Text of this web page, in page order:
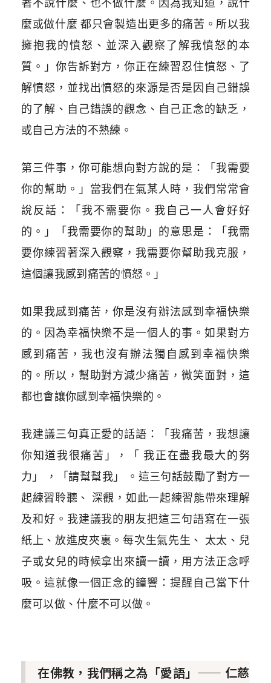
著不說什麼、也不做什麼。因為我知道，說什
麼或做什麼 都只會製造出更多的痛苦。所以我
擁抱我的憤怒、並深入觀察了解我憤怒的本
質。」你告訴對方，你正在練習忍住憤怒、了
解憤怒，並找出憤怒的來源是否是因自己錯誤
的了解、自己錯誤的觀念、自己正念的缺乏，
或自己方法的不熟練。
第三件事，你可能想向對方說的是：「我需要
你的幫助。」當我們在氣某人時，我們常常會
說反話：「我不需要你。我自己一人會好好
的。」「我需要你的幫助」的意思是：「我需
要你練習著深入觀察，我需要你幫助我克服，
這個讓我感到痛苦的憤怒。」
如果我感到痛苦，你是沒有辦法感到幸福快樂
的。因為幸福快樂不是一個人的事。如果對方
感到痛苦，我也沒有辦法獨自感到幸福快樂
的。所以，幫助對方減少痛苦，微笑面對，這
都也會讓你感到幸福快樂的。
我建議三句真正愛的話語：「我痛苦，我想讓
你知道我很痛苦」，「 我正在盡我最大的努
力」 ，「請幫幫我」 。這三句話鼓勵了對方一
起練習聆聽、 深觀，如此一起練習能帶來理解
及和好。我建議我的朋友把這三句語寫在一張
紙上、放進皮夾裏。每次生氣先生、 太太、兒
子或女兒的時候拿出來讀一讀，用方法正念呼
吸。這就像一個正念的鐘響：提醒自己當下什
麼可以做、什麼不可以做。
在佛教，我們稱之為「愛語」—— 仁慈